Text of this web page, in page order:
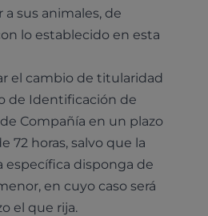
sus animales, de
lo establecido en esta
el cambio de titularidad
de Identificación de
Compañía en un plazo
72 horas, salvo que la
específica disponga de
en cuyo caso será
el que rija.